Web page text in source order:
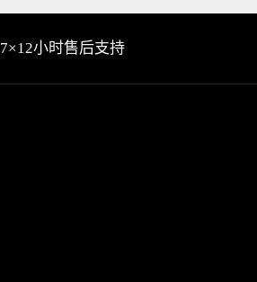
7×12小时售后支持